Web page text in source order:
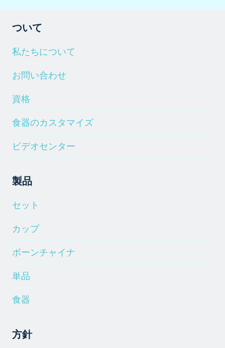
ついて
私たちについて
お問い合わせ
資格
食器のカスタマイズ
ビデオセンター
製品
セット
カップ
ボーンチャイナ
単品
食器
方針